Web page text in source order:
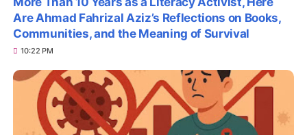
Are Ahmad Fahrizal Aziz’s Reflections on Books,
Communities, and the Meaning of Survival
10:22 PM